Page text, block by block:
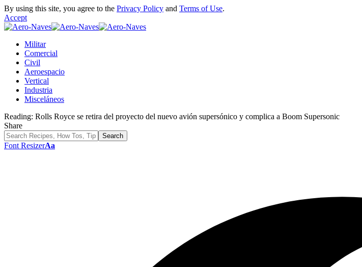
By using this site, you agree to the Privacy Policy and Terms of Use.
Accept
Militar
Comercial
Civil
Aeroespacio
Vertical
Industria
Misceláneos
Reading: Rolls Royce se retira del proyecto del nuevo avión supersónico y complica a Boom Supersonic
Share
Font ResizerAa